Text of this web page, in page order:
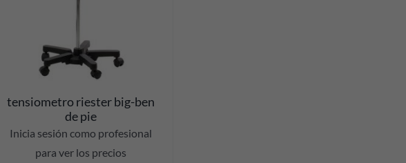
tensiometro riester big-ben
de pie
Inicia sesión como profesional
para ver los precios